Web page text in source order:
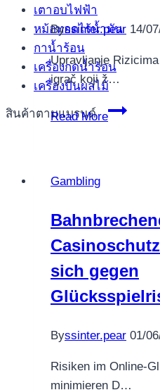
เตาอบไฟฟ้า
หม้อทอดไร้น้ำมัน
กาน้ำร้อน
เครื่องกดน้ำร้อน
เครื่องปั่นผลไม้
สินค้าตามแบรนด์
Byssinter.pear 14/
Upravljanje
igrač koji ž…
Read More
Ovladajte
Gambling
sich gegen
Byssinter.pear 01/
Risiken im Online-
minimieren D…